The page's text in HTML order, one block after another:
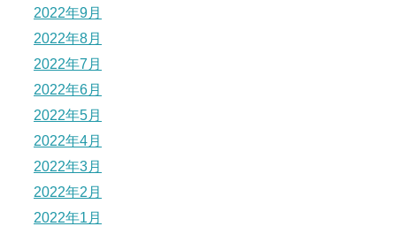
2022年9月
2022年8月
2022年7月
2022年6月
2022年5月
2022年4月
2022年3月
2022年2月
2022年1月